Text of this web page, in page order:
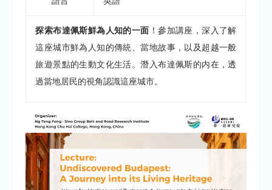
探索布達佩斯鮮為人知的一面 ！參加講座，深入了解
這座城市鮮為人知的傳統、當地故事，以及超越一般
旅遊景點的生動文化生活。潛入布達佩斯的内在，透
過當地居民的視角認識這座城市。